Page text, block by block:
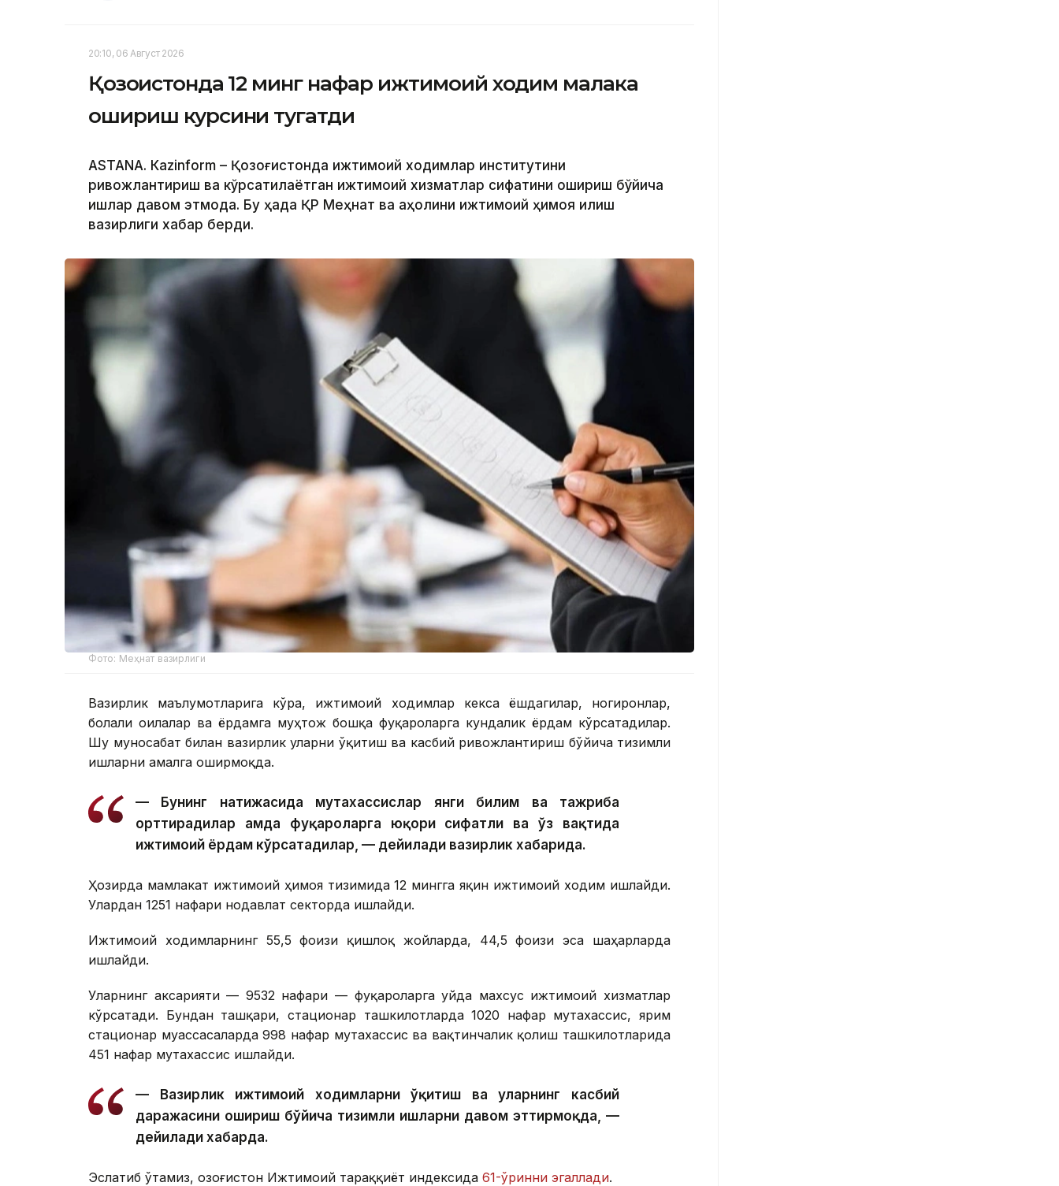
20:10, 06 Август 2026
Қозоғистонда 12 минг нафар ижтимоий ходим малака
ошириш курсини тугатди
ASTANА. Кazinform – Қозоғистонда ижтимоий ходимлар институтини
ривожлантириш ва кўрсатилаётган ижтимоий хизматлар сифатини ошириш бўйича
ишлар давом этмоқда. Бу ҳақда ҚР Меҳнат ва аҳолини ижтимоий ҳимоя қилиш
вазирлиги хабар берди.
Фото: Меҳнат вазирлиги
Вазирлик маълумотларига кўра, ижтимоий ходимлар кекса ёшдагилар, ногиронлар,
болали оилалар ва ёрдамга муҳтож бошқа фуқароларга кундалик ёрдам кўрсатадилар.
Шу муносабат билан вазирлик уларни ўқитиш ва касбий ривожлантириш бўйича тизимли
ишларни амалга оширмоқда.
— Бунинг натижасида мутахассислар янги билим ва тажриба
орттирадилар ҳамда фуқароларга юқори сифатли ва ўз вақтида
ижтимоий ёрдам кўрсатадилар, — дейилади вазирлик хабарида.
Ҳозирда мамлакат ижтимоий ҳимоя тизимида 12 мингга яқин ижтимоий ходим ишлайди.
Улардан 1251 нафари нодавлат секторда ишлайди.
Ижтимоий ходимларнинг 55,5 фоизи қишлоқ жойларда, 44,5 фоизи эса шаҳарларда
ишлайди.
Уларнинг аксарияти — 9532 нафари — фуқароларга уйда махсус ижтимоий хизматлар
кўрсатади. Бундан ташқари, стационар ташкилотларда 1020 нафар мутахассис, ярим
стационар муассасаларда 998 нафар мутахассис ва вақтинчалик қолиш ташкилотларида
451 нафар мутахассис ишлайди.
— Вазирлик ижтимоий ходимларни ўқитиш ва уларнинг касбий
даражасини ошириш бўйича тизимли ишларни давом эттирмоқда, —
дейилади хабарда.
Эслатиб ўтамиз, Қозоғистон Ижтимоий тараққиёт индексида 61-ўринни эгаллади.